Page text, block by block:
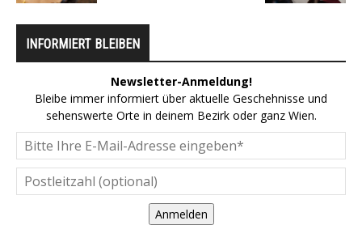
INFORMIERT BLEIBEN
Newsletter-Anmeldung!
Bleibe immer informiert über aktuelle Geschehnisse und
sehenswerte Orte in deinem Bezirk oder ganz Wien.
Anmelden